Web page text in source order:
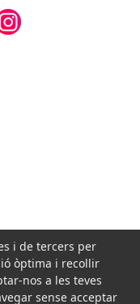
i de tercers per
òptima i recollir
nos a les teves
sense acceptar